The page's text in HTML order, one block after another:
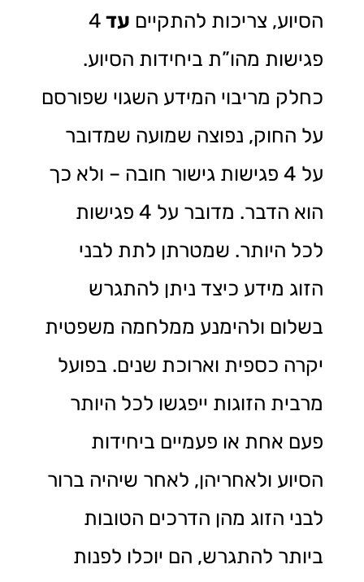
הסיוע, צריכות להתקיים עד 4
פגישות מהו”ת ביחידות הסיוע.
כחלק מריבוי המידע השגוי שפורסם
על החוק, נפוצה שמועה שמדובר
על 4 פגישות גישור חובה – ולא כך
הוא הדבר. מדובר על 4 פגישות
לכל היותר. שמטרתן לתת לבני
הזוג מידע כיצד ניתן להתגרש
בשלום ולהימנע ממלחמה משפטית
יקרה כספית וארוכת שנים. בפועל
מרבית הזוגות ייפגשו לכל היותר
פעם אחת או פעמיים ביחידות
הסיוע ולאחריהן, לאחר שיהיה ברור
לבני הזוג מהן הדרכים הטובות
ביותר להתגרש, הם יוכלו לפנות